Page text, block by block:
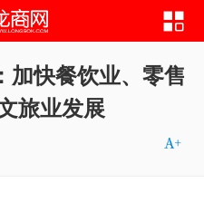
加快餐饮业、零售
旅业发展